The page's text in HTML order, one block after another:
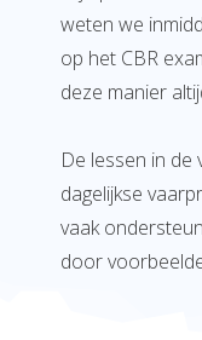
weten we
op het CBR
deze manier
De lessen in
dagelijkse
vaak
door